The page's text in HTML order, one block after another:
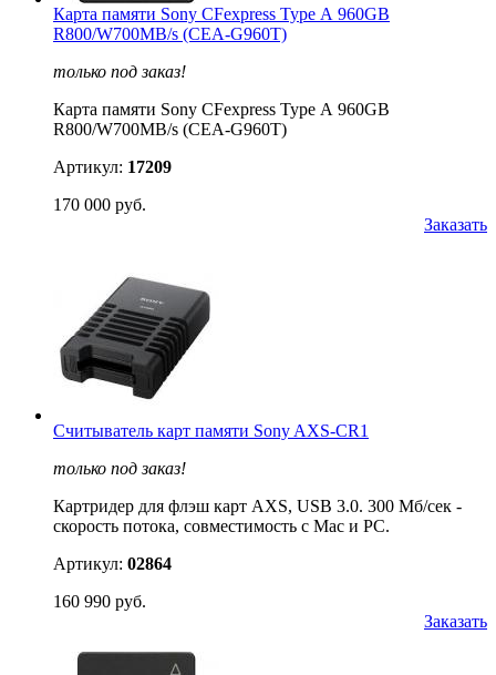
Карта памяти Sony CFexpress Type А 960GB
R800/W700MB/s (CEA-G960T)
только под заказ!
Карта памяти Sony CFexpress Type А 960GB
R800/W700MB/s (CEA-G960T)
Артикул: 17209
170 000 руб.
Заказать
Считыватель карт памяти Sony AXS-CR1
только под заказ!
Картридер для флэш карт AXS, USB 3.0. 300 Мб/сек -
скорость потока, совместимость с Mac и PC.
Артикул: 02864
160 990 руб.
Заказать